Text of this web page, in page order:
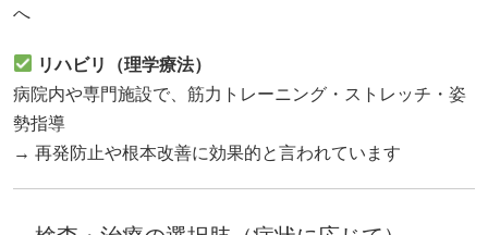
へ
リハビリ（理学療法）
病院内や専門施設で、筋力トレーニング・ストレッチ・姿
勢指導
→ 再発防止や根本改善に効果的と言われています